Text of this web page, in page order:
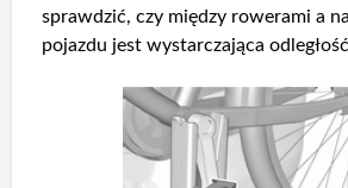
sprawdzić, czy między rowerami a
pojazdu jest wystarczająca